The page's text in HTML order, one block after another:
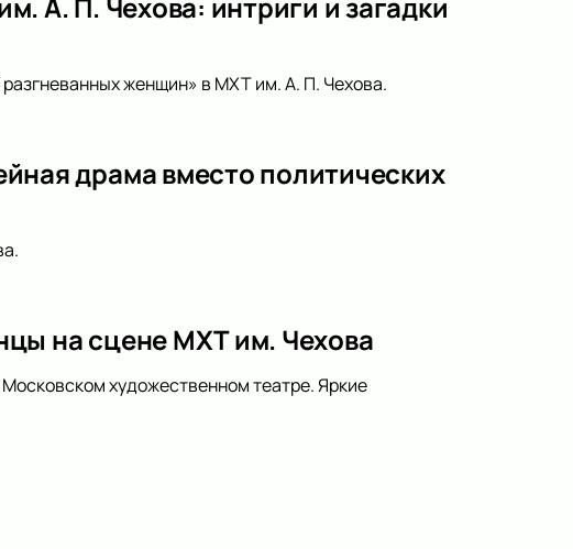
женщин» в МХТ им. А. П. Чехова.
драма вместо политических
на сцене МХТ им. Чехова
художественном театре. Яркие